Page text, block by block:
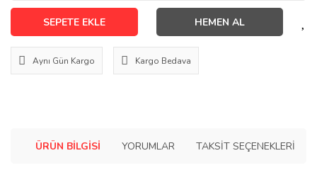
SEPETE EKLE HEMEN AL
Aynı Gün Kargo Kargo Bedava
ÜRÜN BILGISI YORUMLAR TAKSIT SEÇENEKLERI